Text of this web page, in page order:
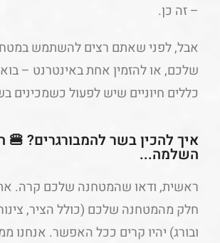
– זה כן.
אבל, לפני שאתם רצים להשתמש
שלכם, או להזמין אחת באינטרנט –
כללים חיוניים שיש לפעול כשמכינים
איך להכין בשר להמבורגרים? 🍔
השלמה...
ראשית, ודאו שהמטחנה שלכם קרה.
חלק מהמטחנה שלכם (כולל הציר,
ובורג) יהיו קרים ככל האפשר. אנחנו